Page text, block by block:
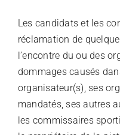
Les candidats et les
réclamation de
l’encontre du ou des
dommages causés
organisateur(s), ses
mandatés, ses autres
les commissaires